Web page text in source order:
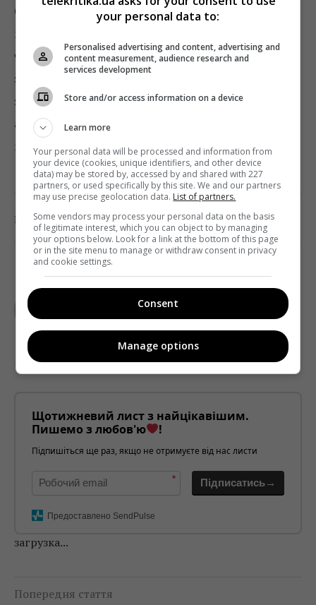
боролася з алкоголізмом. У 1987-му вона отримала
позов від актора Джеймса Вудса за те, що нібито
чіплялася до нього і його нареченої. У 2008 році Янг
знову опинилася в реабілітаційній клініці після
зловживання алкоголем, а в 2012-му навіть була
арештована за бійку з охоронцем на церемонії
вручення «Оскара».
Поділитись: Facebook Twitter 0
TELEKRITIKA
Щотижневий лист з найцікавішим.
Пишемо з любов'ю
!
Підпишіться ще раз, якщо не отримуєте від нас листи
* Підписатись→
Предоставлено SendPulse
загрузка...
Попередня стаття
your personal data to:
Personalised advertising and content, advertising and
content measurement, audience research and
services development
Store and/or access information on a device
Learn more
Your personal data will be processed and information from
your device (cookies, unique identifiers, and other device
data) may be stored by, accessed by and shared with 227
partners, or used specifically by this site. We and our partners
may use precise geolocation data. List of partners.
Some vendors may process your personal data on the basis
of legitimate interest, which you can object to by managing
your options below. Look for a link at the bottom of this page
or in the site menu to manage or withdraw consent in privacy
and cookie settings.
Consent
Manage options